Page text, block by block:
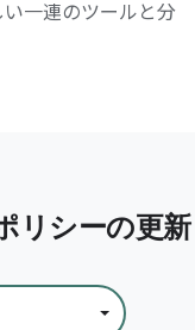
一連のツールと分